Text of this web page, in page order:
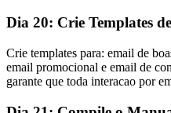
Dia 20: Crie Templates
Crie templates para: email de
email promocional e email de
garante que toda interacao por